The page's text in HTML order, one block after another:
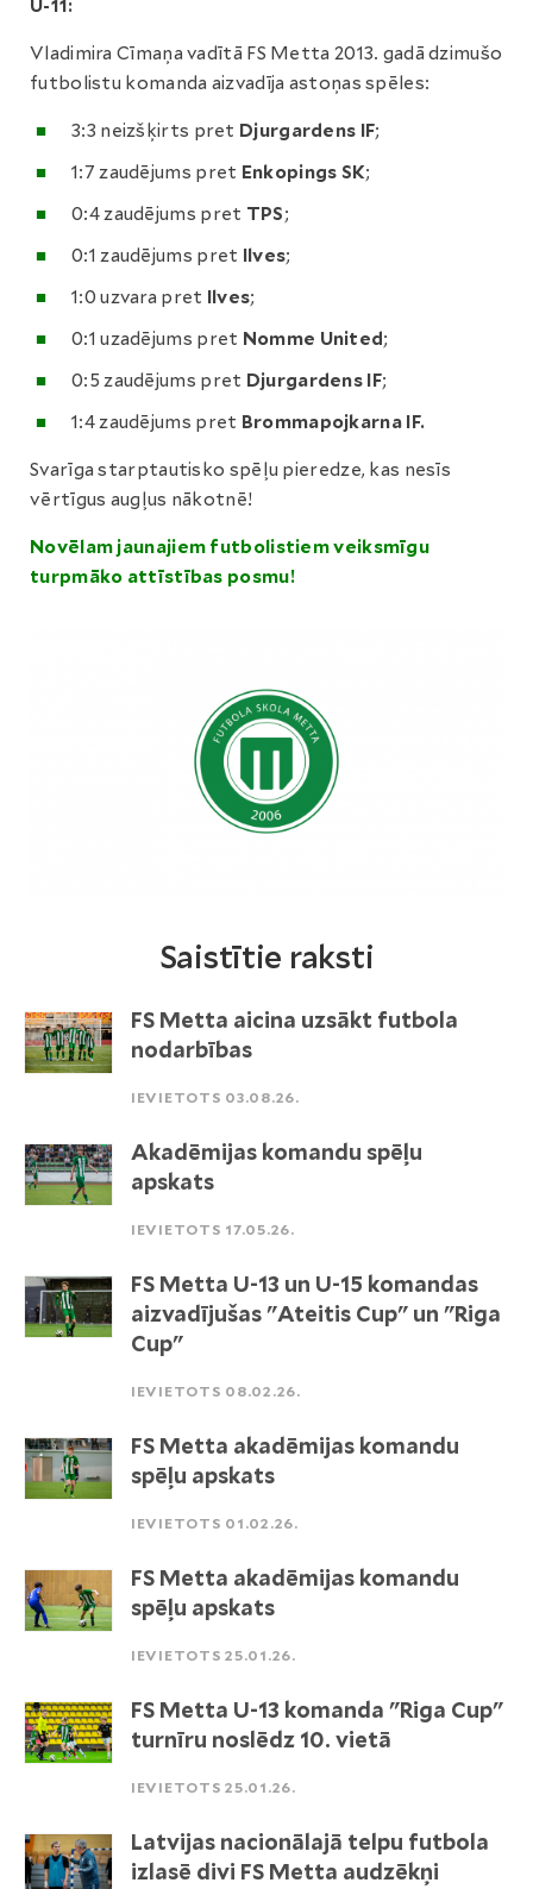
U-11:
Vladimira Cīmaņa vadītā FS Metta 2013. gadā dzimušo
futbolistu komanda aizvadīja astoņas spēles:
3:3 neizšķirts pret Djurgardens IF;
1:7 zaudējums pret Enkopings SK;
0:4 zaudējums pret TPS;
0:1 zaudējums pret Ilves;
1:0 uzvara pret Ilves;
0:1 uzadējums pret Nomme United;
0:5 zaudējums pret Djurgardens IF;
1:4 zaudējums pret Brommapojkarna IF.
Svarīga starptautisko spēļu pieredze, kas nesīs
vērtīgus augļus nākotnē!
Novēlam jaunajiem futbolistiem veiksmīgu
turpmāko attīstības posmu!
Saistītie raksti
FS Metta aicina uzsākt futbola
nodarbības
IEVIETOTS 03.08.26.
Akadēmijas komandu spēļu
apskats
IEVIETOTS 17.05.26.
FS Metta U-13 un U-15 komandas
aizvadījušas "Ateitis Cup" un "Riga
Cup"
IEVIETOTS 08.02.26.
FS Metta akadēmijas komandu
spēļu apskats
IEVIETOTS 01.02.26.
FS Metta akadēmijas komandu
spēļu apskats
IEVIETOTS 25.01.26.
FS Metta U-13 komanda "Riga Cup"
turnīru noslēdz 10. vietā
IEVIETOTS 25.01.26.
Latvijas nacionālajā telpu futbola
izlasē divi FS Metta audzēkņi